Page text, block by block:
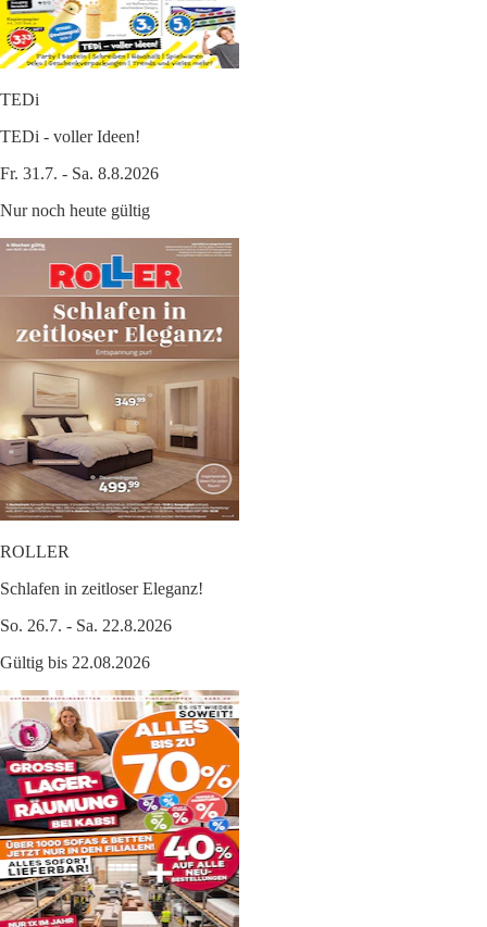
TEDi
TEDi - voller Ideen!
Fr. 31.7. - Sa. 8.8.2026
Nur noch heute gültig
ROLLER
Schlafen in zeitloser Eleganz!
So. 26.7. - Sa. 22.8.2026
Gültig bis 22.08.2026